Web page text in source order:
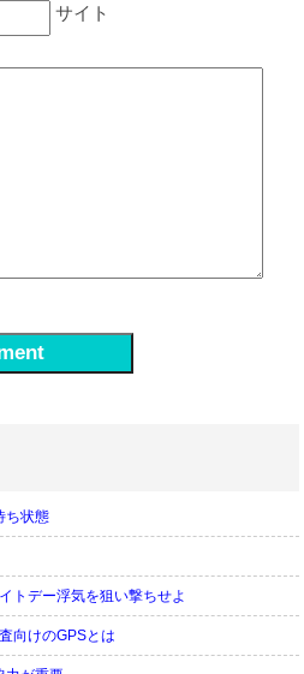
サイト
ち状態
トデー浮気を狙い撃ちせよ
向けのGPSとは